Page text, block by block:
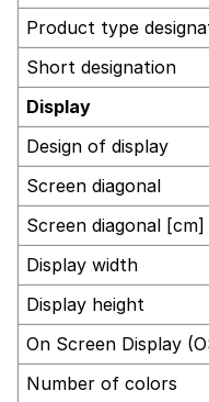
Product type
Short designation
Display
Design of display
Screen diagonal
Screen diagonal [cm]
Display width
Display height
On Screen Display
Number of colors